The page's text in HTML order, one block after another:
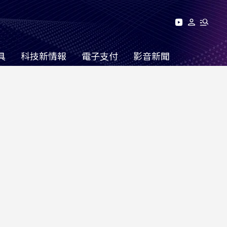
科技新情報 電子支付 影音新聞